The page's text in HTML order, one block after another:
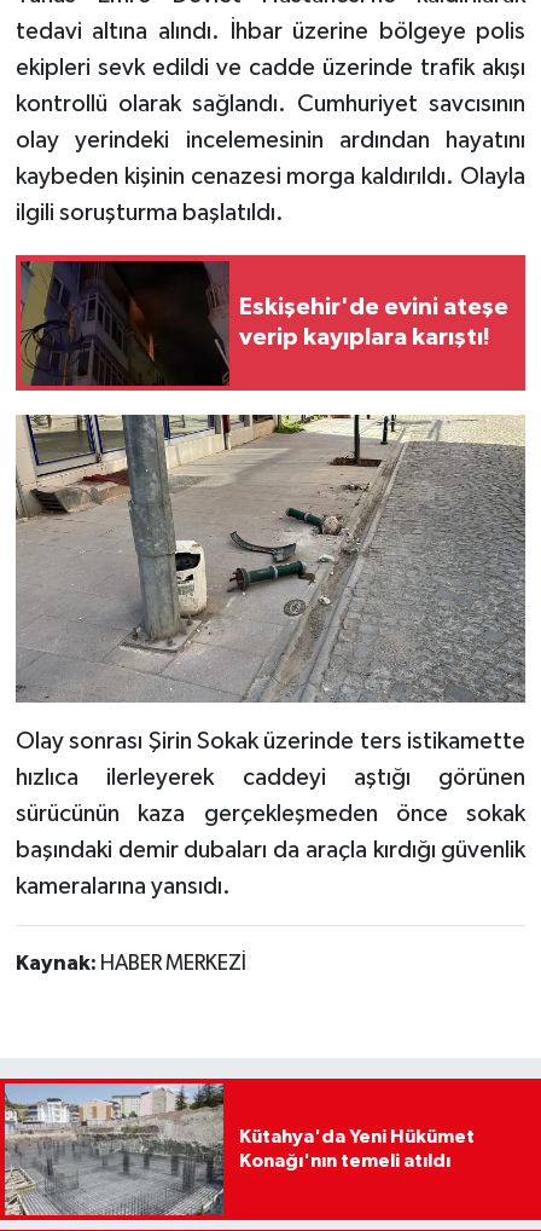
tedavi altına alındı. İhbar üzerine bölgeye polis
ekipleri sevk edildi ve cadde üzerinde trafik akışı
kontrollü olarak sağlandı. Cumhuriyet savcısının
olay yerindeki incelemesinin ardından hayatını
kaybeden kişinin cenazesi morga kaldırıldı. Olayla
ilgili soruşturma başlatıldı.
Eskişehir'de evini ateşe
verip kayıplara karıştı!
Olay sonrası Şirin Sokak üzerinde ters istikamette
hızlıca ilerleyerek caddeyi aştığı görünen
sürücünün kaza gerçekleşmeden önce sokak
başındaki demir dubaları da araçla kırdığı güvenlik
kameralarına yansıdı.
Kaynak: HABER MERKEZİ
Kütahya'da Yeni Hükümet
Konağı'nın temeli atıldı